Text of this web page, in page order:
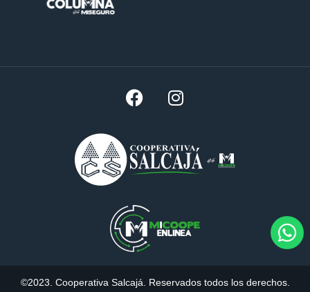
©2023. Cooperativa Salcajá. Reservados todos los derechos.